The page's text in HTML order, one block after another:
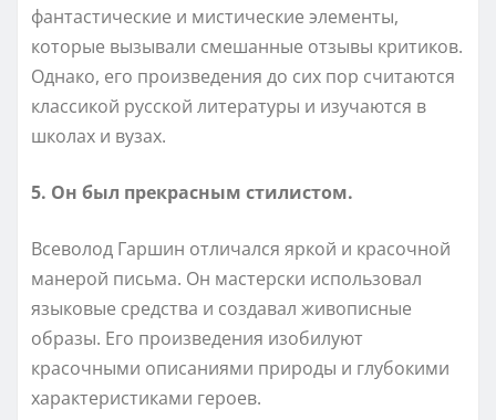
фантастические и мистические элементы,
которые вызывали смешанные отзывы критиков.
Однако, его произведения до сих пор считаются
классикой русской литературы и изучаются в
школах и вузах.
5. Он был прекрасным стилистом.
Всеволод Гаршин отличался яркой и красочной
манерой письма. Он мастерски использовал
языковые средства и создавал живописные
образы. Его произведения изобилуют
красочными описаниями природы и глубокими
характеристиками героев.